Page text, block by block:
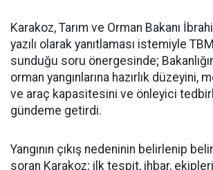
Karakoz, Tarım ve Orman Bakanı
yazılı olarak yanıtlaması istemiyle
sunduğu soru önergesinde; Bakanlığın
orman yangınlarına hazırlık düzeyini,
ve araç kapasitesini ve önleyici
gündeme getirdi.
Yangının çıkış nedeninin belirlenip
soran Karakoz; ilk tespit, ihbar,